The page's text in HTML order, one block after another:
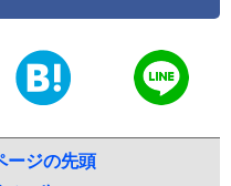
ージの先頭